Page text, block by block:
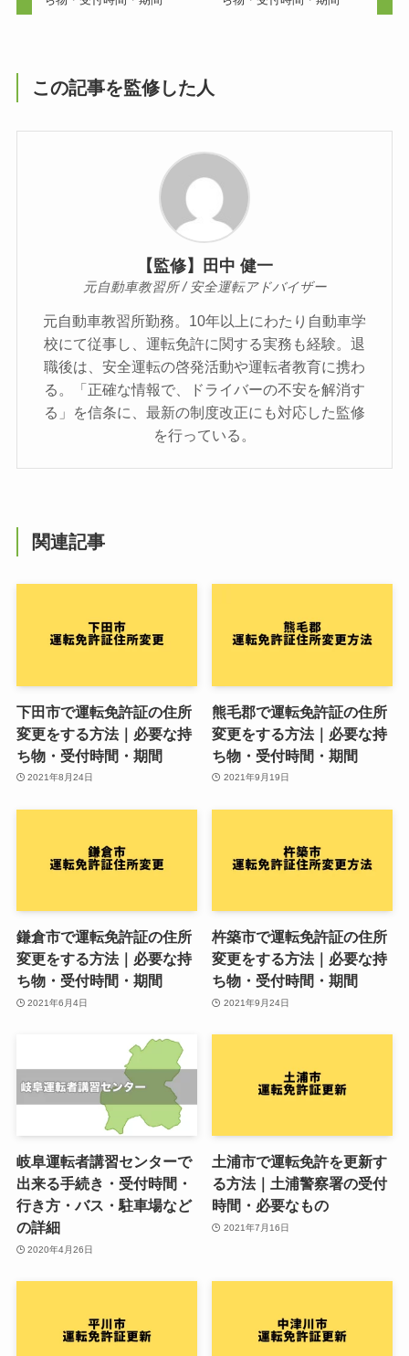
この記事を監修した人
【監修】田中 健一
元自動車教習所 / 安全運転アドバイザー
元自動車教習所勤務。10年以上にわたり自動車学
校にて従事し、運転免許に関する実務も経験。退
職後は、安全運転の啓発活動や運転者教育に携わ
る。「正確な情報で、ドライバーの不安を解消す
る」を信条に、最新の制度改正にも対応した監修
を行っている。
関連記事
下田市で運転免許証の住所
変更をする方法｜必要な持
ち物・受付時間・期間
2021年8月24日
熊毛郡で運転免許証の住所
変更をする方法｜必要な持
ち物・受付時間・期間
2021年9月19日
鎌倉市で運転免許証の住所
変更をする方法｜必要な持
ち物・受付時間・期間
2021年6月4日
杵築市で運転免許証の住所
変更をする方法｜必要な持
ち物・受付時間・期間
2021年9月24日
岐阜運転者講習センターで
出来る手続き・受付時間・
行き方・バス・駐車場など
の詳細
2020年4月26日
土浦市で運転免許を更新す
る方法｜土浦警察署の受付
時間・必要なもの
2021年7月16日